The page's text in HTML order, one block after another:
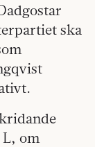
ska
om